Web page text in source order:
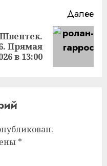
Далее
Прямая
в 13:00
*